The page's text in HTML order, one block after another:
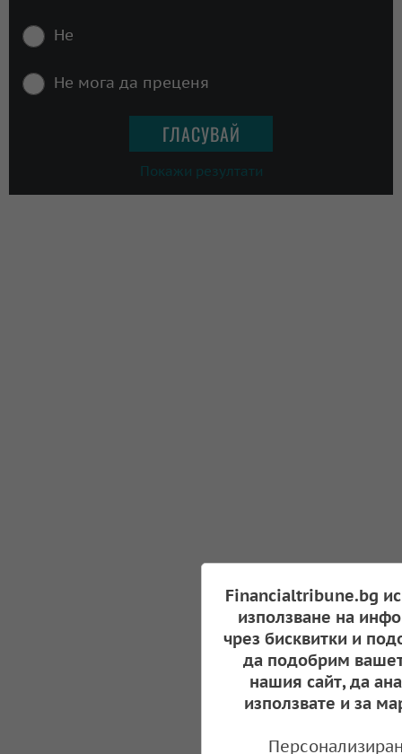
Не
Не мога да преценя
Покажи резултати
Financialtribune.bg
използване на
чрез бисквитки и
да подобрим
нашия сайт, да
използвате и за